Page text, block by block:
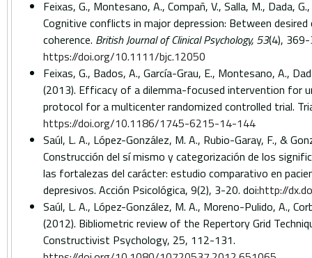
Feixas, G., Montesano, A., Compañ, V., Salla, M., Dada,
Cognitive conflicts in major depression: Between desired
coherence. British Journal of Clinical Psychology, 53(4),
https://doi.org/10.1111/bjc.12050
Feixas, G., Bados, A., García-Grau, E., Montesano, A.,
(2013). Efficacy of a dilemma-focused intervention for
protocol for a multicenter randomized controlled trial.
https://doi.org/10.1186/1745-6215-14-144
Saúl, L. A., López-González, M. A., Rubio-Garay, F., &
Construcción del sí mismo y categorización de los
las fortalezas del carácter: estudio comparativo en
depresivos. Acción Psicológica, 9(2), 3-20. doi:http://
Saúl, L. A., López-González, M. A., Moreno-Pulido, A.,
(2012). Bibliometric review of the Repertory Grid
Constructivist Psychology, 25, 112-131.